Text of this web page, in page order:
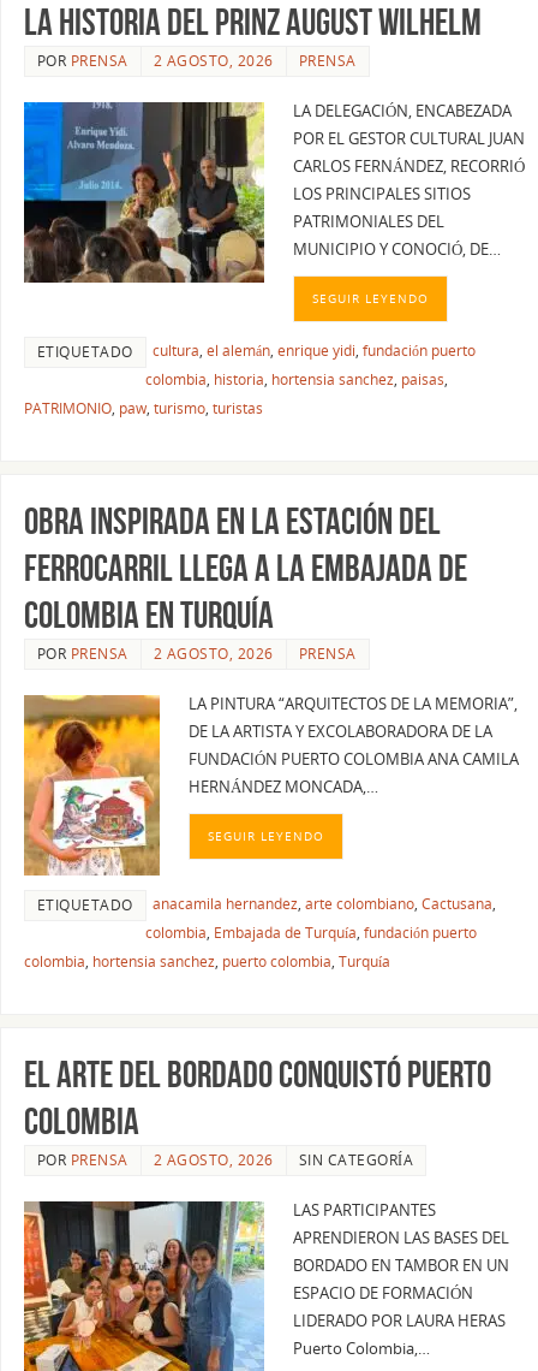
la historia del Prinz August Wilhelm
POR PRENSA 2 AGOSTO, 2026 PRENSA
LA DELEGACIÓN, ENCABEZADA
POR EL GESTOR CULTURAL JUAN
CARLOS FERNÁNDEZ, RECORRIÓ
LOS PRINCIPALES SITIOS
PATRIMONIALES DEL
MUNICIPIO Y CONOCIÓ, DE…
SEGUIR LEYENDO
ETIQUETADO cultura, el alemán, enrique yidi, fundación puerto
colombia, historia, hortensia sanchez, paisas,
PATRIMONIO, paw, turismo, turistas
Obra inspirada en la Estación del
Ferrocarril llega a la Embajada de
Colombia en Turquía
POR PRENSA 2 AGOSTO, 2026 PRENSA
LA PINTURA “ARQUITECTOS DE LA MEMORIA”,
DE LA ARTISTA Y EXCOLABORADORA DE LA
FUNDACIÓN PUERTO COLOMBIA ANA CAMILA
HERNÁNDEZ MONCADA,…
SEGUIR LEYENDO
ETIQUETADO anacamila hernandez, arte colombiano, Cactusana,
colombia, Embajada de Turquía, fundación puerto
colombia, hortensia sanchez, puerto colombia, Turquía
El arte del bordado conquistó Puerto
Colombia
POR PRENSA 2 AGOSTO, 2026 SIN CATEGORÍA
LAS PARTICIPANTES
APRENDIERON LAS BASES DEL
BORDADO EN TAMBOR EN UN
ESPACIO DE FORMACIÓN
LIDERADO POR LAURA HERAS
Puerto Colombia,…